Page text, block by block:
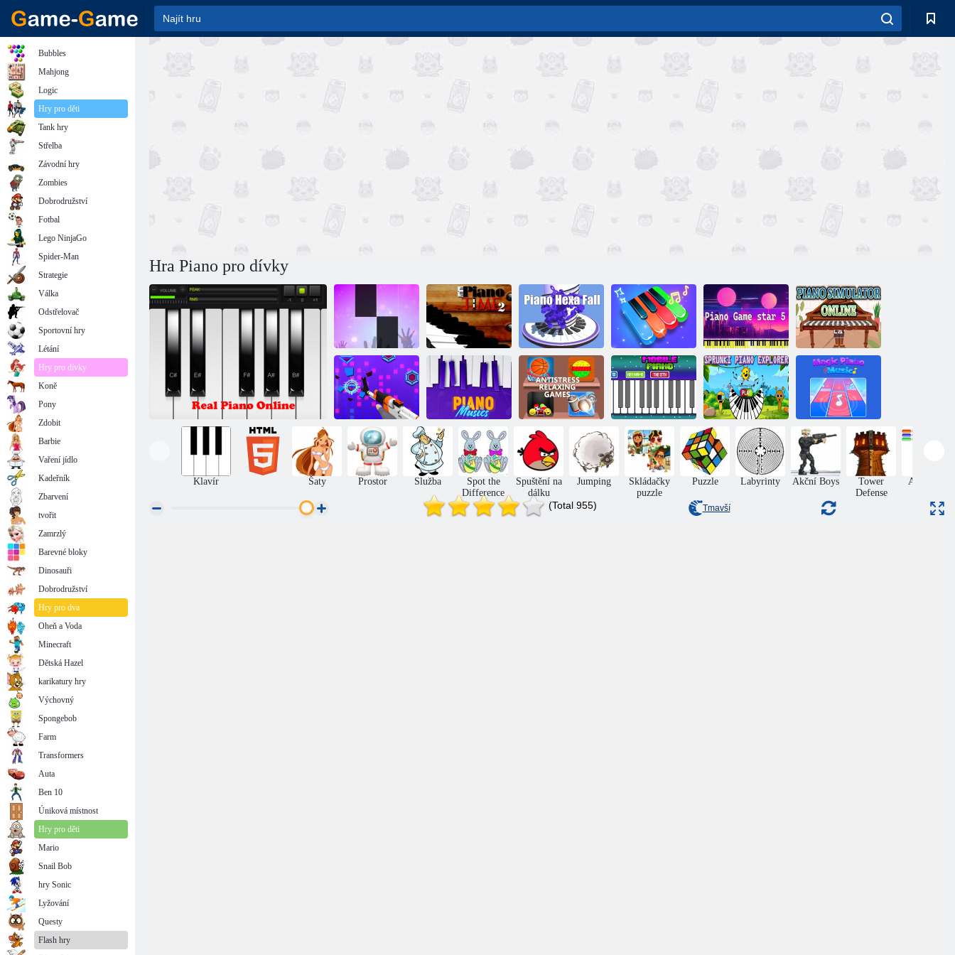
Hra Piano pro dívky
Klavírní dlaždice
3
Čas na klavír 2 Hexa drop piano
Hra na klavír 5
hvězdiček
Simulátor
klavíru online
Dokonalá
klavírní magie
Klavírní hudba
Antistress
Relaxation
Games
Mobilní klavír
Skrunki
výzkumný
pracovník
klavíru
Kouzelná hudba
klavíru
Klavír Šaty Prostor Služba
Spot the
Difference
Spuštění na
dálku
Jumping
Skládačky
puzzle
Puzzle Labyrinty Akční Boys
Tower
Defense
Arkanoid
(Total 955) Tmavší
Bubbles
Mahjong
Logic
Hry pro děti
Tank hry
Střelba
Závodní hry
Zombies
Dobrodružství
Fotbal
Lego NinjaGo
Spider-Man
Strategie
Válka
Odstřelovač
Sportovní hry
Létání
Hry pro dívky
Koně
Pony
Zdobit
Barbie
Vaření jídlo
Kadeřník
Zbarvení
tvořit
Zamrzlý
Barevné bloky
Dinosauři
Dobrodružství
Hry pro dva
Oheň a Voda
Minecraft
Dětská Hazel
karikatury hry
Výchovný
Spongebob
Farm
Transformers
Auta
Ben 10
Úniková místnost
Hry pro děti
Mario
Snail Bob
hry Sonic
Lyžování
Questy
Flash hry